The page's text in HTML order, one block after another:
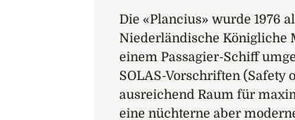
Die «Plancius» wurde 1976
Niederländische Königliche
einem Passagier-Schiff
SOLAS-Vorschriften (Safety
ausreichend Raum für
eine nüchterne aber